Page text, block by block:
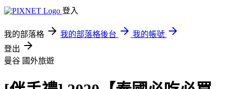
登入
我的部落格 我的部落格後台
我的帳號
登出
曼谷 國外旅遊